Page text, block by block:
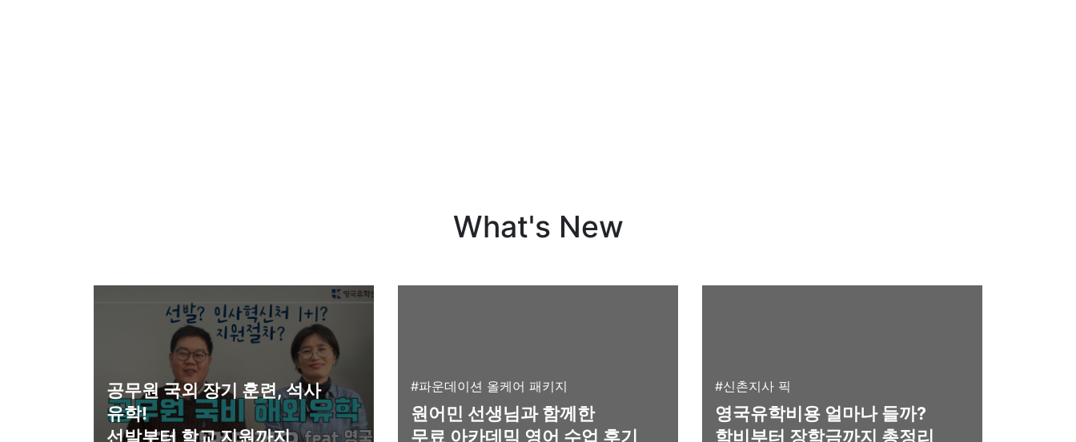
What's New
공무원 국외 장기 훈련, 석사
유학!
선발부터 학교 지원까지
#파운데이션 올케어 패키지
원어민 선생님과 함께한
무료 아카데믹 영어 수업 후기
#신촌지사 픽
영국유학비용 얼마나 들까?
학비부터 장학금까지 총정리